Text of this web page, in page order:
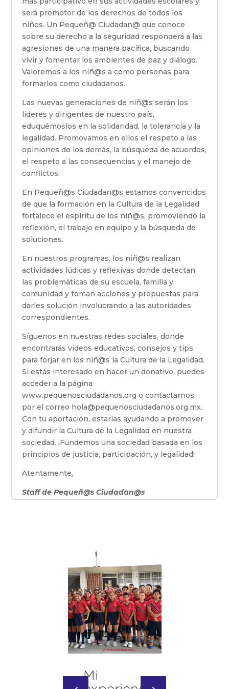
será promotor de los derechos de todos los
niños. Un Pequeñ@ Ciudadan@ que conoce
sobre su derecho a la seguridad responderá a las
agresiones de una manera pacífica, buscando
vivir y fomentar los ambientes de paz y diálogo.
Valoremos a los niñ@s a como personas para
formarlos como ciudadanos.
Las nuevas generaciones de niñ@s serán los
líderes y dirigentes de nuestro país,
eduquémoslos en la solidaridad, la tolerancia y la
legalidad. Promovamos en ellos el respeto a las
opiniones de los demás, la búsqueda de acuerdos,
el respeto a las consecuencias y el manejo de
conflictos.
En Pequeñ@s Ciudadan@s estamos convencidos
de que la formación en la Cultura de la Legalidad
fortalece el espíritu de los niñ@s, promoviendo la
reflexión, el trabajo en equipo y la búsqueda de
soluciones.
En nuestros programas, los niñ@s realizan
actividades lúdicas y reflexivas donde detectan
las problemáticas de su escuela, familia y
comunidad y toman acciones y propuestas para
darles solución involucrando a las autoridades
correspondientes.
Síguenos en nuestras redes sociales, donde
encontrarás videos educativos, consejos y tips
para forjar en los niñ@s la Cultura de la Legalidad.
Si estás interesado en hacer un donativo, puedes
acceder a la página
www.pequenosciudadanos.org o contactarnos
por el correo hola@pequenosciudadanos.org.mx.
Con tu aportación, estarías ayudando a promover
y difundir la Cultura de la Legalidad en nuestra
sociedad. ¡Fundemos una sociedad basada en los
principios de justicia, participación, y legalidad!
Atentamente,
Staff de Pequeñ@s Ciudadan@s
Mi